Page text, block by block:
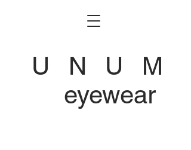
U N U M
eyewear